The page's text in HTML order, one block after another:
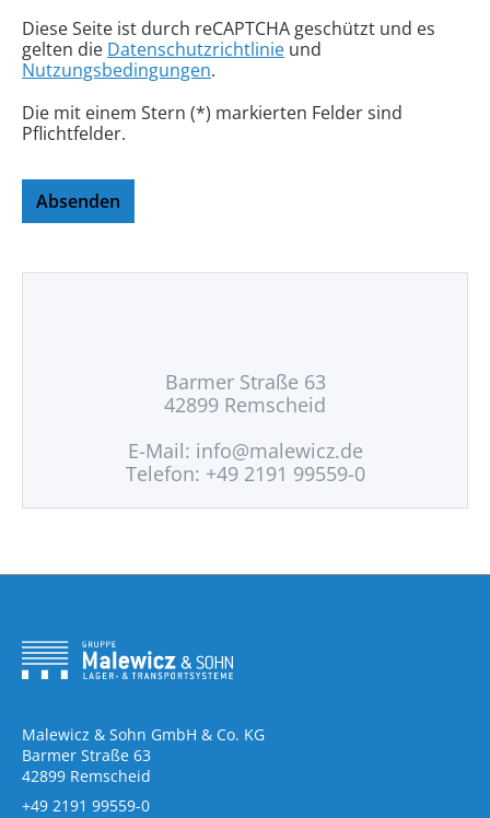
Diese Seite ist durch reCAPTCHA geschützt und es
gelten die Datenschutzrichtlinie und
Nutzungsbedingungen.
Die mit einem Stern (*) markierten Felder sind
Pflichtfelder.
Absenden
Barmer Straße 63
42899 Remscheid
E-Mail: info@malewicz.de
Telefon: +49 2191 99559-0
Malewicz & Sohn GmbH & Co. KG
Barmer Straße 63
42899 Remscheid
+49 2191 99559-0